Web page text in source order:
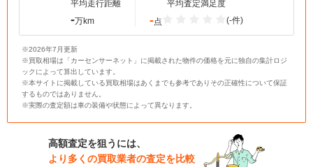
平均走行距離
-万km
平均査定満足度
-点 (-件)
※2026年7月更新
※買取相場は「カーセンサーネット」に掲載された物件の価格を元に独自の集計ロジ
ックによって算出しています。
※本サイトに掲載している買取相場はあくまでも参考でありその正確性について保証
するものではありません。
※実際の査定額は車の装備や状態によって異なります。
高額査定を狙うには、
より多くの買取業者の査定を比較